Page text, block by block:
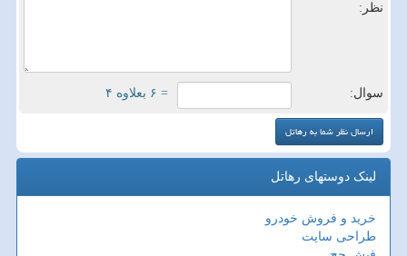
نظر:
سوال: = ۶ بعلاوه ۴
لینک دوستهای رهاتل
خرید و فروش خودرو
طراحی سایت